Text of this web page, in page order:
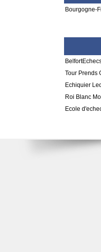
Bourgogne-
Tour Prends
Echiquier
Roi Blanc
Ecole